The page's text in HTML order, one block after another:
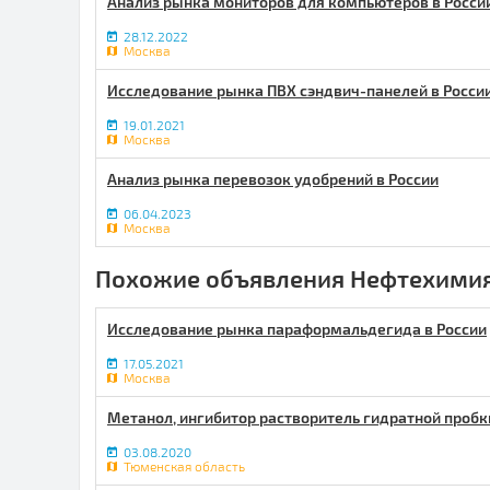
28.12.2022
Москва
Исследование рынка ПВХ сэндвич-панелей в
19.01.2021
Москва
Анализ рынка перевозок удобрений в России
06.04.2023
Москва
Похожие объявления
Исследование рынка параформальдегида в России
17.05.2021
Москва
Метанол, ингибитор растворитель гидратной
03.08.2020
Тюменская область